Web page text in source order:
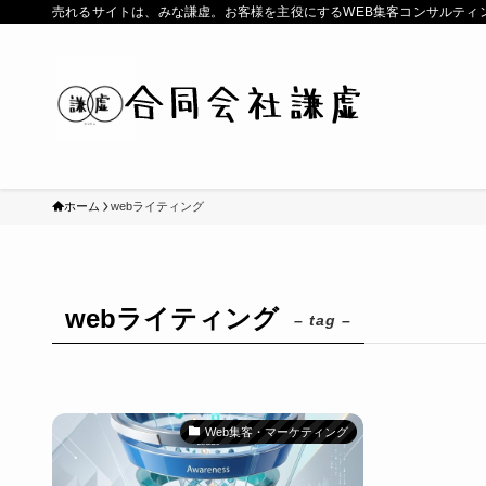
売れるサイトは、みな謙虚。お客様を主役にするWEB集客コンサルティ
ホーム webライティング
webライティング – tag –
Web集客・マーケティング